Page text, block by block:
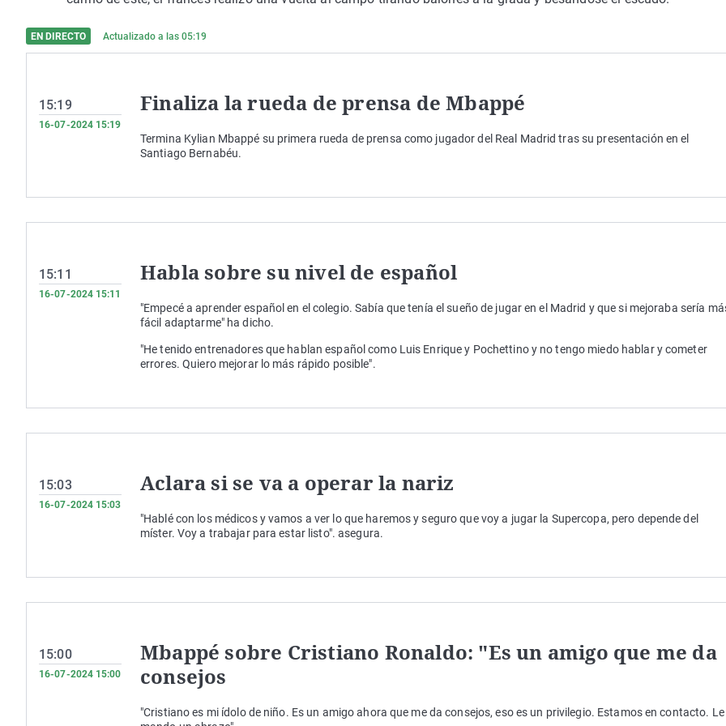
EN DIRECTO Actualizado a las 05:19
15:19
16-07-2024 15:19
Finaliza la rueda de prensa de Mbappé
Termina Kylian Mbappé su primera rueda de prensa como jugador del Real Madrid tras su presentación en el
Santiago Bernabéu.
15:11
16-07-2024 15:11
Habla sobre su nivel de español
"Empecé a aprender español en el colegio. Sabía que tenía el sueño de jugar en el Madrid y que si mejoraba sería
fácil adaptarme" ha dicho.
"He tenido entrenadores que hablan español como Luis Enrique y Pochettino y no tengo miedo hablar y cometer
errores. Quiero mejorar lo más rápido posible".
15:03
16-07-2024 15:03
Aclara si se va a operar la nariz
"Hablé con los médicos y vamos a ver lo que haremos y seguro que voy a jugar la Supercopa, pero depende del
míster. Voy a trabajar para estar listo". asegura.
15:00
16-07-2024 15:00
Mbappé sobre Cristiano Ronaldo: "Es un amigo que me da
consejos
"Cristiano es mi ídolo de niño. Es un amigo ahora que me da consejos, eso es un privilegio. Estamos en contacto. Le